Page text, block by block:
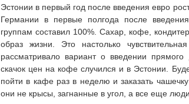
Эстонии в первый год после введения евро
Германии в первые полгода после
группам составил 100%. Сахар, кофе,
образ жизни. Это настолько
рассматривало вариант о введении
скачок цен на кофе случился и в Эстонии.
пойти в кафе раз в неделю и заказать
они не крысы, загнанные в угол, а все еще люди.